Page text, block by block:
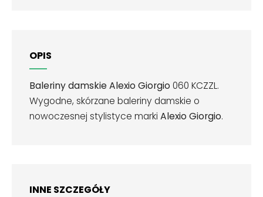
OPIS
Baleriny damskie Alexio Giorgio 060 KCZZL.
Wygodne, skórzane baleriny damskie o
nowoczesnej stylistyce marki Alexio Giorgio.
INNE SZCZEGÓŁY